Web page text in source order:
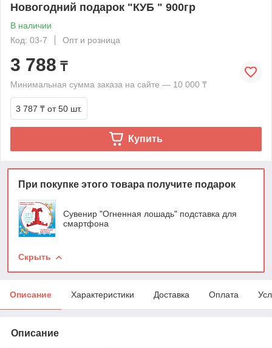
Новогодний подарок "КУБ " 900гр
В наличии
Код: 03-7
Опт и розница
3 788 ₸
Минимальная сумма заказа на сайте — 10 000 ₸
3 787 ₸ от 50 шт.
Купить
При покупке этого товара получите подарок
Сувенир "Огненная лошадь" подставка для
смартфона
Скрыть
Описание Характеристики Доставка Оплата
Описание